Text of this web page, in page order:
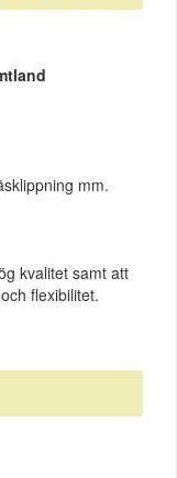
mm.
kvalitet samt att
flexibilitet.